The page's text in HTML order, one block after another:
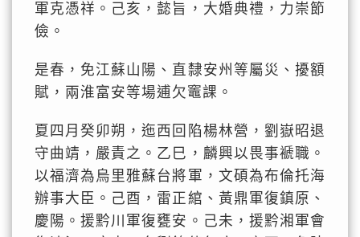
軍克憑祥。己亥，懿旨，大婚典禮，力崇節
儉。
是春，免江蘇山陽、直隸安州等屬災、擾額
賦，兩淮富安等場逋欠竈課。
夏四月癸卯朔，迤西回陷楊林營，劉嶽昭退
守曲靖，嚴責之。乙巳，麟興以畏事褫職。
以福濟為烏里雅蘇台將軍，文碩為布倫托海
辦事大臣。己酉，雷正綰、黃鼎軍復鎮原、
慶陽。援黔川軍復甕安。己未，援黔湘軍會